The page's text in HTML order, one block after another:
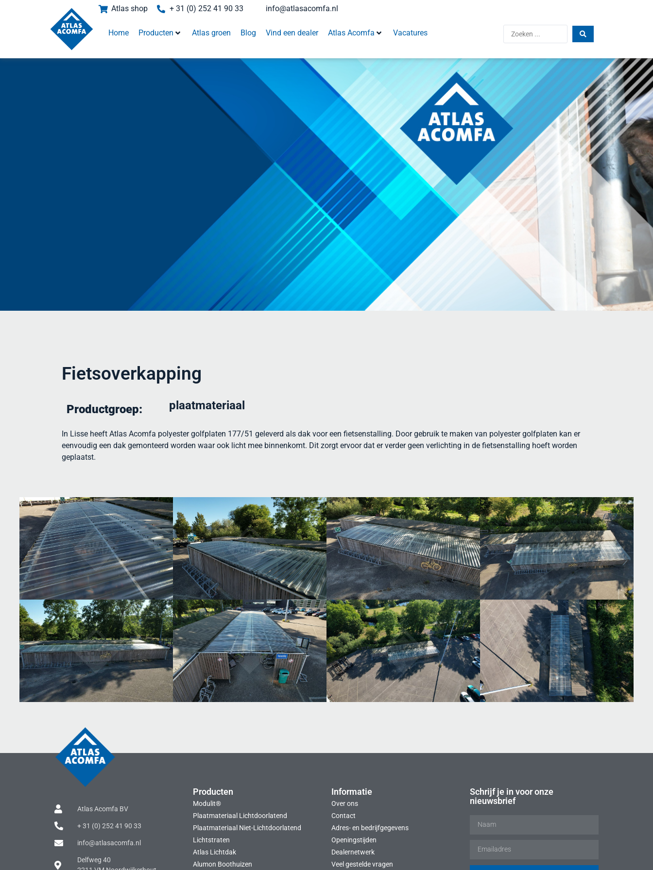
Atlas shop + 31 (0) 252 41 90 33 info@atlasacomfa.nl
Home Producten Atlas groen Blog Vind een dealer Atlas Acomfa Vacatures
Fietsoverkapping
Productgroep: plaatmateriaal
In Lisse heeft Atlas Acomfa polyester golfplaten 177/51 geleverd als dak voor een fietsenstalling. Door gebruik te maken van polyester golfplaten kan er
eenvoudig een dak gemonteerd worden waar ook licht mee binnenkomt. Dit zorgt ervoor dat er verder geen verlichting in de fietsenstalling hoeft worden
geplaatst.
Atlas Acomfa BV
+ 31 (0) 252 41 90 33
info@atlasacomfa.nl
Delfweg 40
Producten
Modulit®
Plaatmateriaal Lichtdoorlatend
Plaatmateriaal Niet-Lichtdoorlatend
Lichtstraten
Atlas Lichtdak
Alumon Boothuizen
Informatie
Over ons
Contact
Adres- en bedrijfgegevens
Openingstijden
Dealernetwerk
Veel gestelde vragen
Schrijf je in voor onze
nieuwsbrief